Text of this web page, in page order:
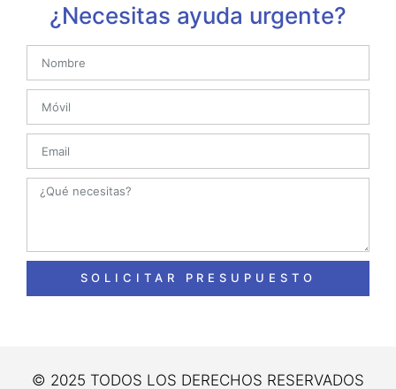
¿Necesitas ayuda urgente?
SOLICITAR PRESUPUESTO
© 2025 TODOS LOS DERECHOS RESERVADOS